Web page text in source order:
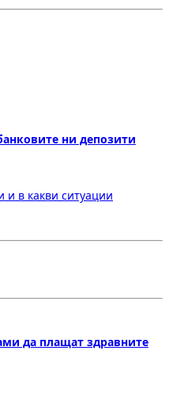
ни депозити
и в какви ситуации
да плащат здравните